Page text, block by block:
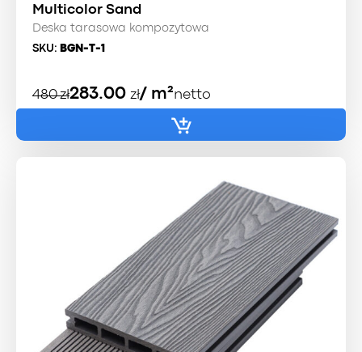
Multicolor Sand
Deska tarasowa kompozytowa
SKU: BGN-T-1
480zł
Pierwotna
cena
283.00 zł
Aktualna
cena
/ m²netto